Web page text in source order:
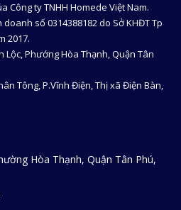
Công ty TNHH Homede Việt Nam.
số 0314388182 do Sở KHĐT Tp
2017.
Lộc, Phướng Hòa Thạnh, Quận Tân
Tông, P.Vĩnh Điện, Thị xã Điện Bàn,
Hòa Thạnh, Quận Tân Phú,